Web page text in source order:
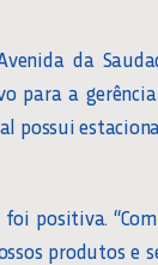
da
para a
possui
positiva.
produtos e